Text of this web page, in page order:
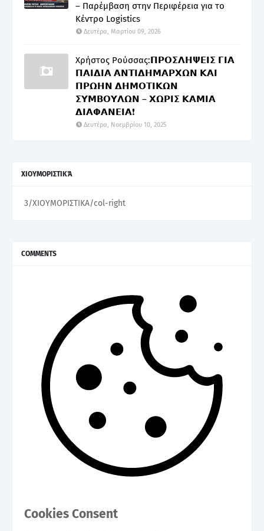
– Παρέμβαση στην Περιφέρεια για το
Κέντρο Logistics
Δευτέρα, Μαρτίου 09, 2026
Χρήστος Ρούσσας:𝝥𝝦𝝤𝝨𝝠𝝜𝝭𝝚𝝞𝝨 𝝘𝝞𝝖
𝝥𝝖𝝞𝝙𝝞𝝖 𝝖𝝢𝝩𝝞𝝙𝝜𝝡𝝖𝝦𝝬𝝮𝝢 𝝟𝝖𝝞
𝝥𝝦𝝮𝝜𝝢 𝝙𝝜𝝡𝝤𝝩𝝞𝝟𝝮𝝢
𝝨𝝪𝝡𝝗𝝤𝝪𝝠𝝮𝝢 – 𝝬𝝮𝝦𝝞𝝨 𝝟𝝖𝝡𝝞𝝖
𝝙𝝞𝝖𝝫𝝖𝝢𝝚𝝞𝝖❗
Δευτέρα, Νοεμβρίου 10, 2025
ΧΙΟΥΜΟΡΙΣΤΙΚΆ
3/ΧΙΟΥΜΟΡΙΣΤΙΚΑ/col-right
COMMENTS
Cookies Consent